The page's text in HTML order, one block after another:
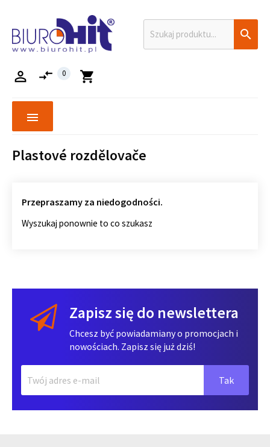

shopping_cart
compare_arrows 0

menu
Plastové rozdělovače
Przepraszamy za niedogodności.
Wyszukaj ponownie to co szukasz
Zapisz się do newslettera
Chcesz być powiadamiany o promocjach i
nowościach. Zapisz się już dziś!